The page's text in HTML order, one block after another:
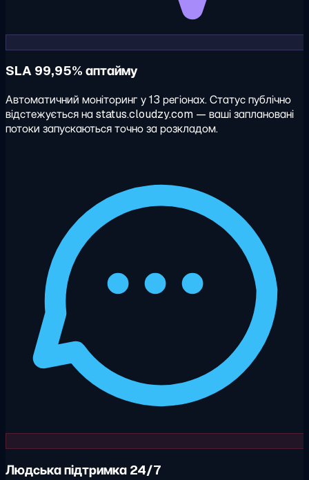
SLA 99,95% аптайму
Автоматичний моніторинг у 13 регіонах. Статус публічно
відстежується на status.cloudzy.com — ваші заплановані
потоки запускаються точно за розкладом.
Людська підтримка 24/7